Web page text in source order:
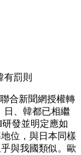
罰則
合新聞網授權轉
日、韓都已相繼
發並明定應如
位，與日本同樣
與我國類似。歐